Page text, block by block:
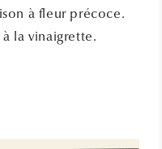
à fleur précoce.
la vinaigrette.